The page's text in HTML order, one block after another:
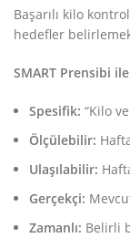
Başarılı kilo
hedefler
SMART Prensibi
Spesifik: “Kilo
Ölçülebilir:
Ulaşılabilir:
Gerçekçi:
Zamanlı: Belirli